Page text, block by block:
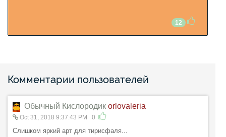
12
Комментарии пользователей
Обычный Кислородик orlovaleria
Oct 31, 2018 9:37:43 PM 0
Слишком яркий арт для тирисфаля...